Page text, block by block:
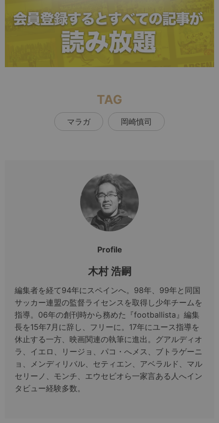
TAG
マラガ 岡崎慎司
Profile
木村 浩嗣
編集者を経て94年にスペインへ。98年、99年と同国
サッカー連盟の監督ライセンスを取得し少年チームを
指導。06年の創刊時から務めた『footballista』編集
長を15年7月に辞し、フリーに。17年にユース指導を
休止する一方、映画関連の執筆に進出。グアルディオ
ラ、イエロ、リージョ、パコ・へメス、ブトラゲーニ
ョ、メンディリバル、セティエン、アベラルド、マル
セリーノ、モンチ、エウセビオら一家言ある人へイン
タビュー経験多数。